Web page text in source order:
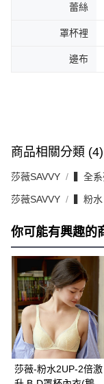
蕾絲
罩杯裡
邊布
商品相關分類 (4)
莎薇SAVVY ▍全
莎薇SAVVY ▍粉水
你可能有興趣的
莎薇-粉水2UP-2倍激